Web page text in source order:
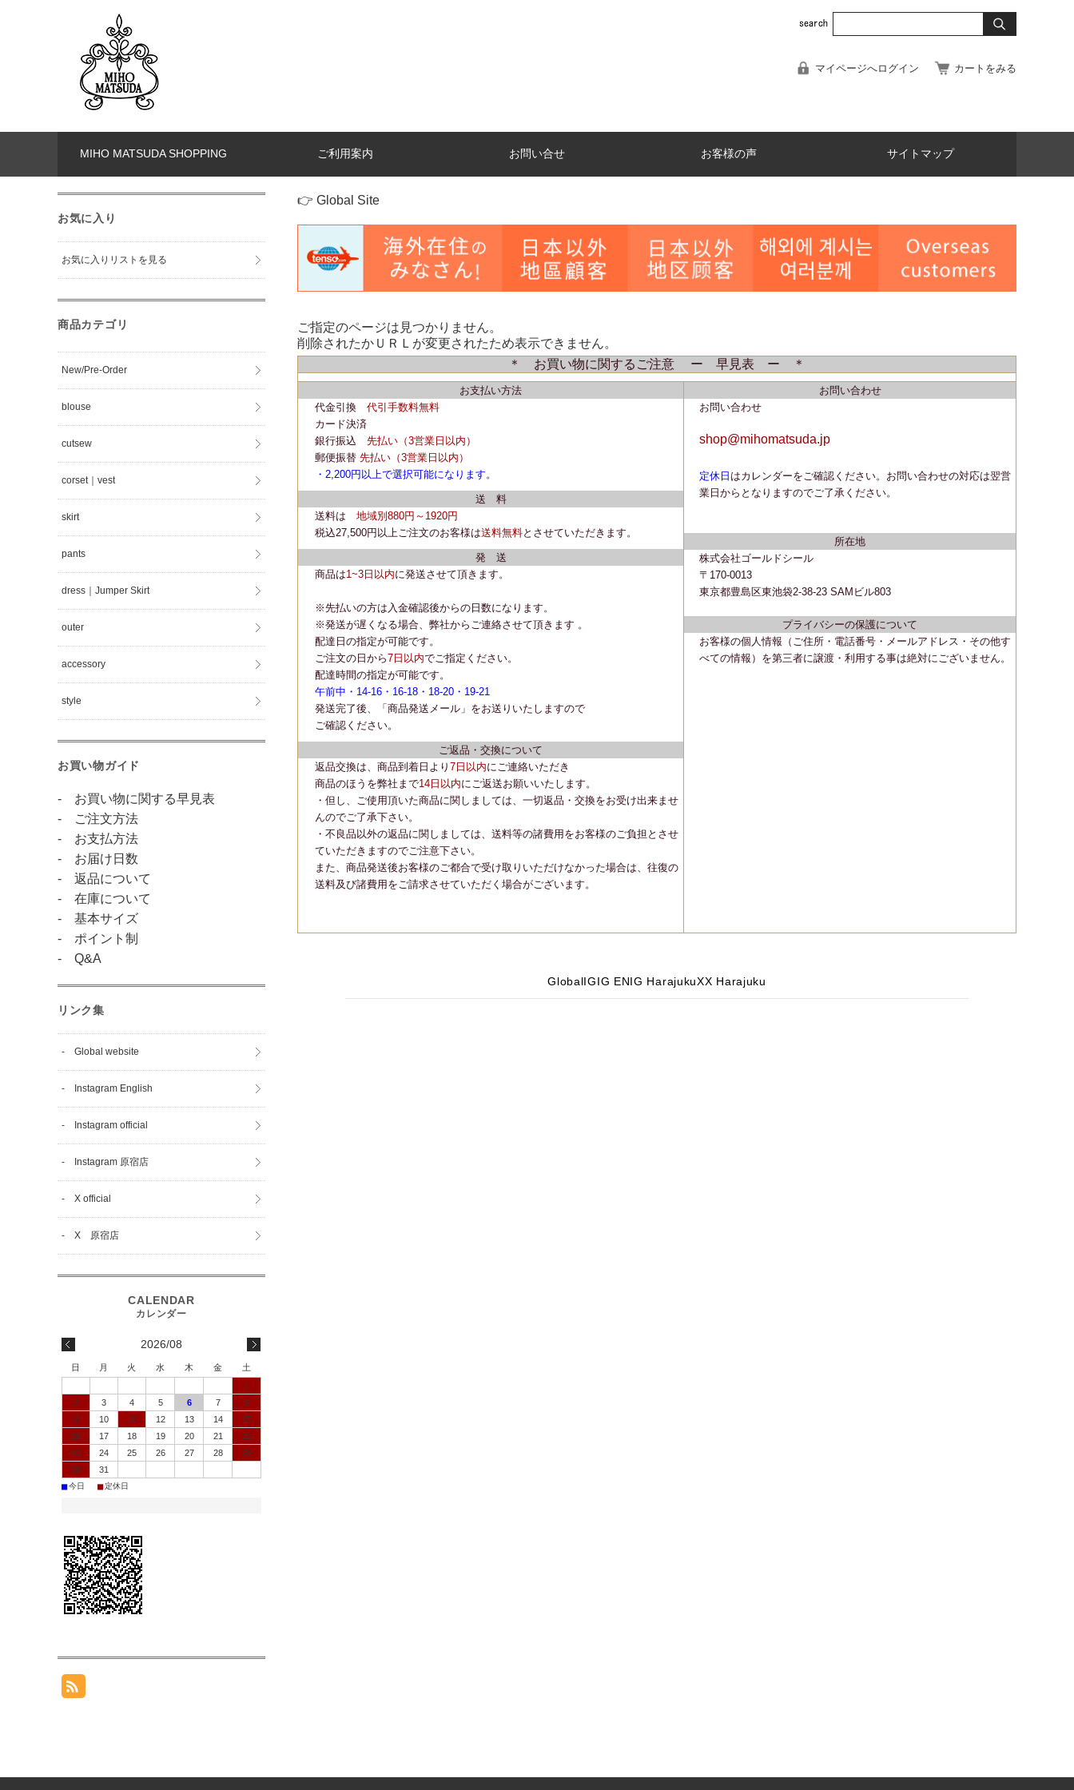
マイページへログイン カートをみる
MIHO MATSUDA SHOPPING ご利用案内 お問い合せ お客様の声 サイトマップ
👉 Global Site
ご指定のページは見つかりません。
削除されたかＵＲＬが変更されたため表示できません。
＊ お買い物に関するご注意 ー 早見表 ー ＊
お支払い方法
代金引換
代引手数料無料
カード決済
銀行振込
先払い （3営業日以内）
郵便振替 先払い （3営業日以内）
・2,200円以上で選択可能になります。
送 料
送料は 地域別880円～1920円
税込27,500円以上ご注文のお客様は送料無料とさせていただきます。
発 送
商品は1~3日以内に発送させて頂きます。
※先払いの方は入金確認後からの日数になります。
※発送が遅くなる場合、弊社からご連絡させて頂きます 。
配達日の指定が可能です。
ご注文の日から7日以内でご指定ください。
配達時間の指定が可能です。
午前中・14-16・16-18・18-20・19-21
発送完了後、「商品発送メール」をお送りいたしますので
ご確認ください。
ご返品・交換について
返品交換は、商品到着日より 7日以内にご連絡いただき
商品のほうを弊社まで14日以内にご返送お願いいたします。
・但し、ご使用頂いた商品に関しましては、一切返品・交換をお受け出来ませ
んのでご了承下さい。
・不良品以外の返品に関しましては、送料等の諸費用をお客様のご負担とさせ
ていただきますのでご注意下さい。
また、商品発送後お客様のご都合で受け取りいただけなかった場合は、往復の
送料及び諸費用をご請求させていただく場合がございます。
お問い合わせ
お問い合わせ
shop@mihomatsuda.jp
定休日 はカレンダーをご確認ください。 お問い合わせの対応は翌営
業日からとなりますのでご了承ください。
所在地
株式会社ゴールドシール
〒170-0013
東京都豊島区東池袋2-38-23 SAMビル803
プライバシーの保護について
お客様の個人情報（ご住所・電話番号・メールアドレス・その他す
べての情報）を第三者に譲渡・利用する事は絶対にございません。
GlobalIGIG ENIG HarajukuXX Harajuku
お気に入り
お気に入りリストを見る
商品カテゴリ
New/Pre-Order
blouse
cutsew
corset｜vest
skirt
pants
dress｜Jumper Skirt
outer
accessory
style
お買い物ガイド
- お買い物に関する早見表
- ご注文方法
- お支払方法
- お届け日数
- 返品について
- 在庫について
- 基本サイズ
- ポイント制
- Q&A
リンク集
- Global website
- Instagram English
- Instagram official
- Instagram 原宿店
- X official
- X 原宿店
2026/08
日 月 火 水 木 金
土
1
2
3 4 5 6 7
8
9
10 11 12 13 14
15
16
17 18 19 20 21
22
23
24 25 26 27 28
29
30
31
■今日 ■定休日